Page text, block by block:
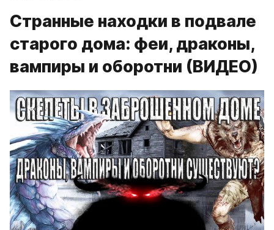
Странные находки в подвале
старого дома: феи, драконы,
вампиры и оборотни (ВИДЕО)